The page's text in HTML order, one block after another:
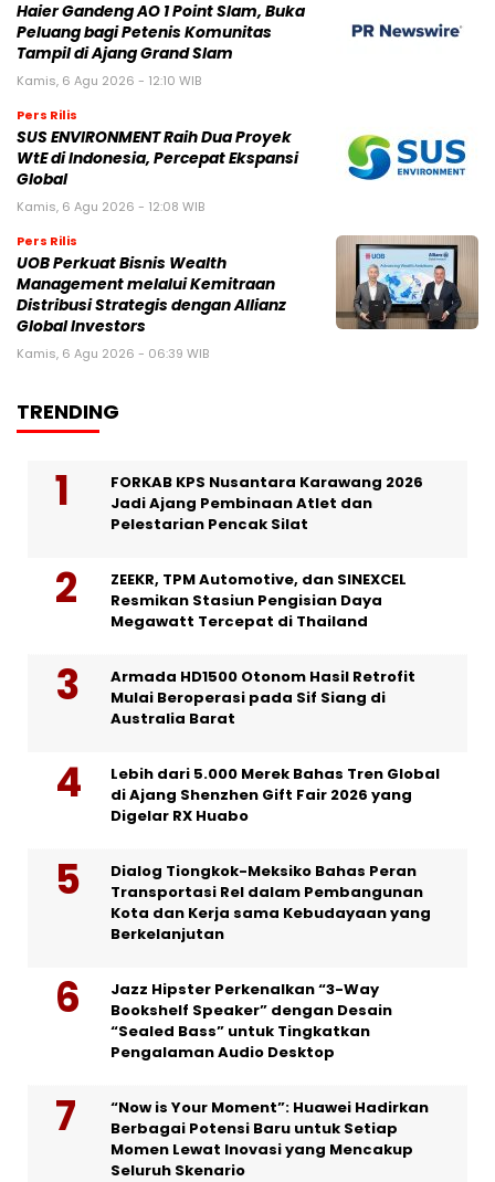
Haier Gandeng AO 1 Point Slam, Buka
Peluang bagi Petenis Komunitas
Tampil di Ajang Grand Slam
Kamis, 6 Agu 2026 - 12:10 WIB
Pers Rilis
SUS ENVIRONMENT Raih Dua Proyek
WtE di Indonesia, Percepat Ekspansi
Global
Kamis, 6 Agu 2026 - 12:08 WIB
Pers Rilis
UOB Perkuat Bisnis Wealth
Management melalui Kemitraan
Distribusi Strategis dengan Allianz
Global Investors
Kamis, 6 Agu 2026 - 06:39 WIB
TRENDING
FORKAB KPS Nusantara Karawang 2026
Jadi Ajang Pembinaan Atlet dan
Pelestarian Pencak Silat
ZEEKR, TPM Automotive, dan SINEXCEL
Resmikan Stasiun Pengisian Daya
Megawatt Tercepat di Thailand
Armada HD1500 Otonom Hasil Retrofit
Mulai Beroperasi pada Sif Siang di
Australia Barat
Lebih dari 5.000 Merek Bahas Tren Global
di Ajang Shenzhen Gift Fair 2026 yang
Digelar RX Huabo
Dialog Tiongkok-Meksiko Bahas Peran
Transportasi Rel dalam Pembangunan
Kota dan Kerja sama Kebudayaan yang
Berkelanjutan
Jazz Hipster Perkenalkan “3-Way
Bookshelf Speaker” dengan Desain
“Sealed Bass” untuk Tingkatkan
Pengalaman Audio Desktop
“Now is Your Moment”: Huawei Hadirkan
Berbagai Potensi Baru untuk Setiap
Momen Lewat Inovasi yang Mencakup
Seluruh Skenario